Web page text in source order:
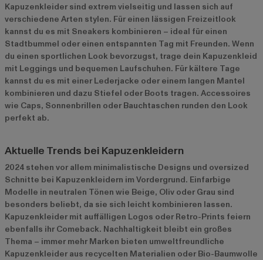
Kapuzenkleider sind extrem vielseitig und lassen sich auf
verschiedene Arten stylen. Für einen lässigen Freizeitlook
kannst du es mit Sneakers kombinieren – ideal für einen
Stadtbummel oder einen entspannten Tag mit Freunden. Wenn
du einen sportlichen Look bevorzugst, trage dein Kapuzenkleid
mit Leggings und bequemen Laufschuhen. Für kältere Tage
kannst du es mit einer Lederjacke oder einem langen Mantel
kombinieren und dazu Stiefel oder Boots tragen. Accessoires
wie Caps, Sonnenbrillen oder Bauchtaschen runden den Look
perfekt ab.
Aktuelle Trends bei Kapuzenkleidern
2024 stehen vor allem minimalistische Designs und oversized
Schnitte bei Kapuzenkleidern im Vordergrund. Einfarbige
Modelle in neutralen Tönen wie Beige, Oliv oder Grau sind
besonders beliebt, da sie sich leicht kombinieren lassen.
Kapuzenkleider mit auffälligen Logos oder Retro-Prints feiern
ebenfalls ihr Comeback. Nachhaltigkeit bleibt ein großes
Thema – immer mehr Marken bieten umweltfreundliche
Kapuzenkleider aus recycelten Materialien oder Bio-Baumwolle